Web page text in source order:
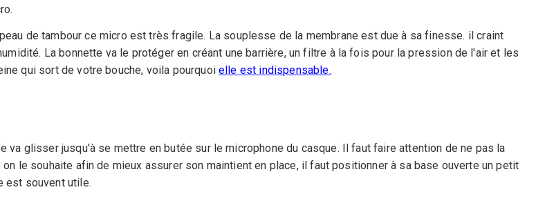
de tambour ce micro est très fragile. La souplesse de la membrane est due à sa finesse. il craint
La bonnette va le protéger en créant une barrière, un filtre à la fois pour la pression de l'air et les
qui sort de votre bouche, voila pourquoi elle est indispensable.
va glisser jusqu'à se mettre en butée sur le microphone du casque. Il faut faire attention de ne pas la
le souhaite afin de mieux assurer son maintient en place, il faut positionner à sa base ouverte un petit
est souvent utile.